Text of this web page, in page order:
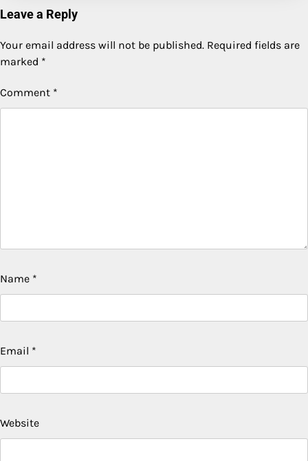
Leave a Reply
Your email address will not be published. Required fields are
marked *
Comment *
Name *
Email *
Website